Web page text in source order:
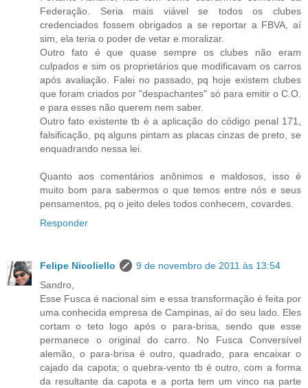
Federação. Seria mais viável se todos os clubes
credenciados fossem obrigados a se reportar a FBVA, aí
sim, ela teria o poder de vetar e moralizar.
Outro fato é que quase sempre os clubes não eram
culpados e sim os proprietários que modificavam os carros
após avaliação. Falei no passado, pq hoje existem clubes
que foram criados por "despachantes" só para emitir o C.O.
e para esses não querem nem saber.
Outro fato existente tb é a aplicação do código penal 171,
falsificação, pq alguns pintam as placas cinzas de preto, se
enquadrando nessa lei.
Quanto aos comentários anônimos e maldosos, isso é
muito bom para sabermos o que temos entre nós e seus
pensamentos, pq o jeito deles todos conhecem, covardes.
Responder
Felipe Nicoliello
9 de novembro de 2011 às 13:54
Sandro,
Esse Fusca é nacional sim e essa transformação é feita por
uma conhecida empresa de Campinas, aí do seu lado. Eles
cortam o teto logo após o para-brisa, sendo que esse
permanece o original do carro. No Fusca Conversível
alemão, o para-brisa é outro, quadrado, para encaixar o
cajado da capota; o quebra-vento tb é outro, com a forma
da resultante da capota e a porta tem um vinco na parte